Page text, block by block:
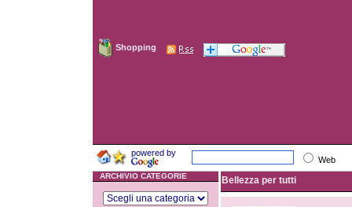
Shopping
powered by
Web
ARCHIVIO CATEGORIE Bellezza per tutti